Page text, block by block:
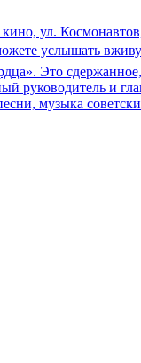
ул.
услышать
Это
руководитель и
музыка